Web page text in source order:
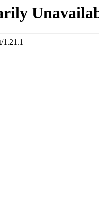
1.21.1